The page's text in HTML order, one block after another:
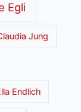
Egli
Jung
Endlich